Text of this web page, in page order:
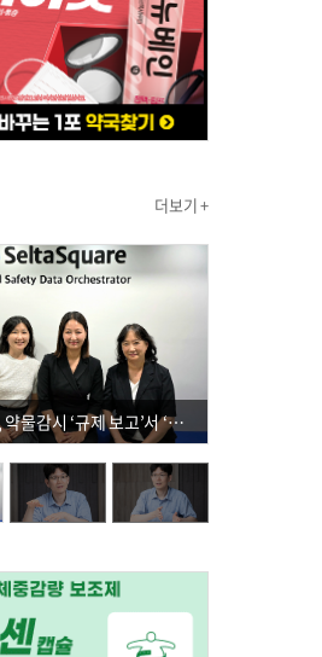
더보기 +
셀타스퀘어, 약물감시 ‘규제 보고’서 ‘데이터 의사결정’으로 "PVX 전환 요구 커진다"